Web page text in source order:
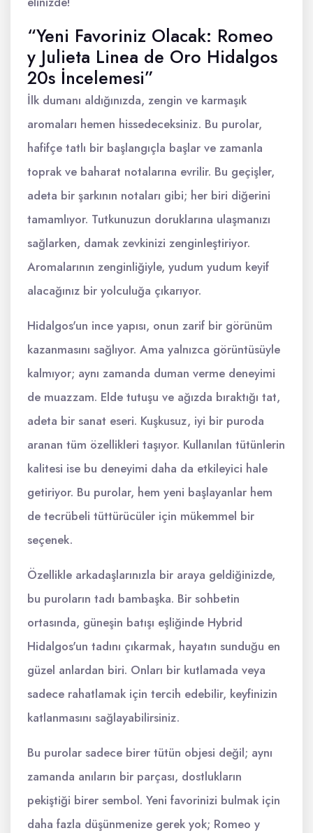
“Yeni Favoriniz Olacak: Romeo
y Julieta Linea de Oro Hidalgos
20s İncelemesi”
İlk dumanı aldığınızda, zengin ve karmaşık
aromaları hemen hissedeceksiniz. Bu purolar,
hafifçe tatlı bir başlangıçla başlar ve zamanla
toprak ve baharat notalarına evrilir. Bu geçişler,
adeta bir şarkının notaları gibi; her biri diğerini
tamamlıyor. Tutkunuzun doruklarına ulaşmanızı
sağlarken, damak zevkinizi zenginleştiriyor.
Aromalarının zenginliğiyle, yudum yudum keyif
alacağınız bir yolculuğa çıkarıyor.
Hidalgos'un ince yapısı, onun zarif bir görünüm
kazanmasını sağlıyor. Ama yalnızca görüntüsüyle
kalmıyor; aynı zamanda duman verme deneyimi
de muazzam. Elde tutuşu ve ağızda bıraktığı tat,
adeta bir sanat eseri. Kuşkusuz, iyi bir puroda
aranan tüm özellikleri taşıyor. Kullanılan tütünlerin
kalitesi ise bu deneyimi daha da etkileyici hale
getiriyor. Bu purolar, hem yeni başlayanlar hem
de tecrübeli tüttürücüler için mükemmel bir
seçenek.
Özellikle arkadaşlarınızla bir araya geldiğinizde,
bu puroların tadı bambaşka. Bir sohbetin
ortasında, güneşin batışı eşliğinde Hybrid
Hidalgos'un tadını çıkarmak, hayatın sunduğu en
güzel anlardan biri. Onları bir kutlamada veya
sadece rahatlamak için tercih edebilir, keyfinizin
katlanmasını sağlayabilirsiniz.
Bu purolar sadece birer tütün objesi değil; aynı
zamanda anıların bir parçası, dostlukların
pekiştiği birer sembol. Yeni favorinizi bulmak için
daha fazla düşünmenize gerek yok; Romeo y